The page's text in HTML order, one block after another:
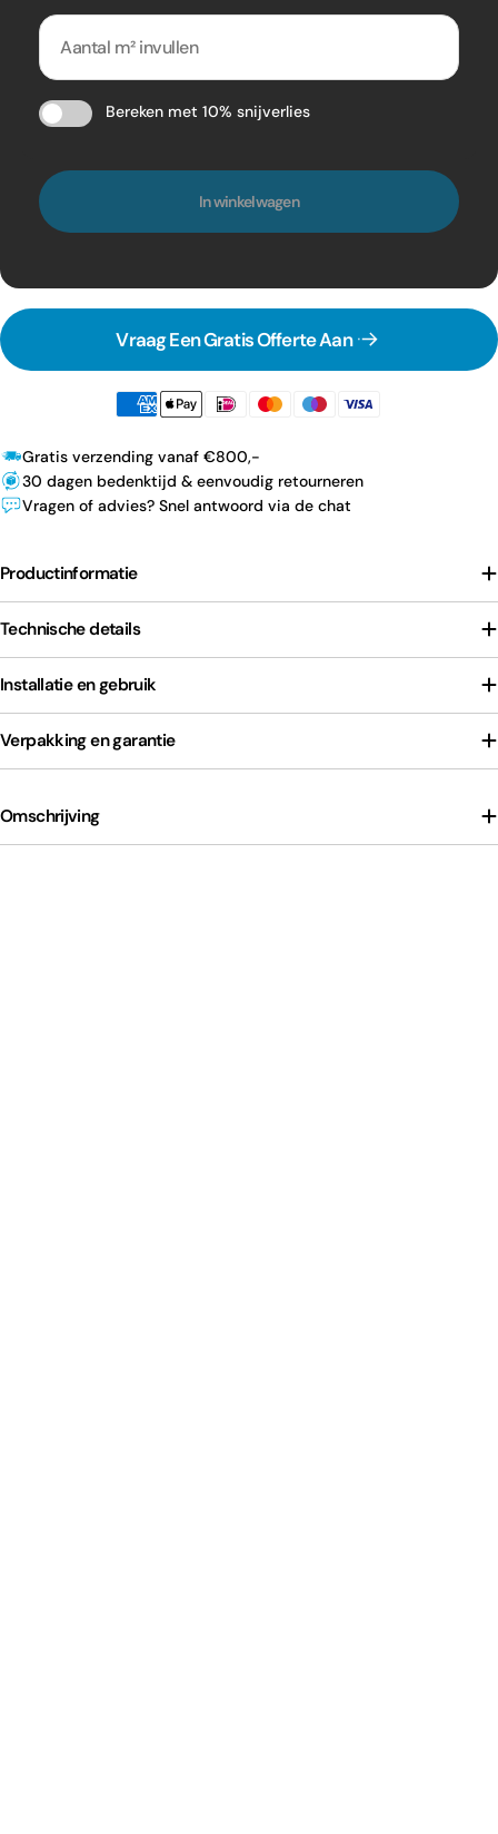
Bereken met 10% snijverlies
In winkelwagen
Vraag Een Gratis Offerte Aan
Gratis verzending vanaf €800,-
30 dagen bedenktijd & eenvoudig retourneren
Vragen of advies? Snel antwoord via de chat
Productinformatie
Technische details
Installatie en gebruik
Verpakking en garantie
Omschrijving